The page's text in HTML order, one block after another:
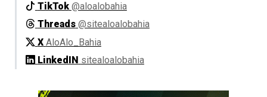
TikTok @aloalobahia
Threads @sitealoalobahia
X AloAlo_Bahia
LinkedIN sitealoalobahia